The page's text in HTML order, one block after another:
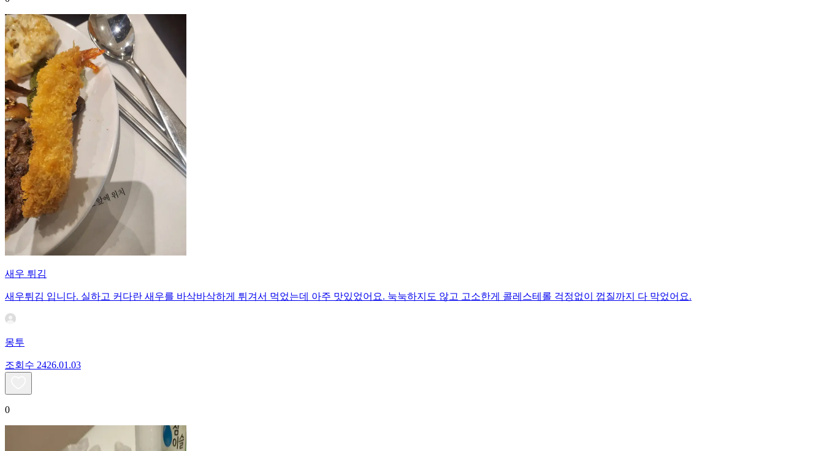
새우 튀김
새우튀김 입니다. 실하고 커다란 새우를 바삭바삭하게 튀겨서 먹었는데 아주 맛있었어요. 눅눅하지도 않고 고소한게 콜레스테롤 걱정없이 껍질까지 다 막었어요.
몽투
조회수 2426.01.03
0